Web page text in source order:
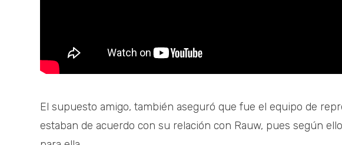
El supuesto amigo, también aseguró que fue el equipo de
estaban de acuerdo con su relación con Rauw, pues según